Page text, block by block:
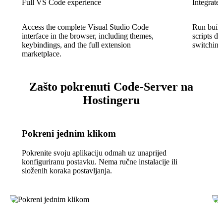
Full VS Code experience
Access the complete Visual Studio Code
interface in the browser, including themes,
keybindings, and the full extension
marketplace.
Run
scripts
Zašto pokrenuti Code-Server na
Hostingeru
Pokreni jednim klikom
Pokrenite svoju aplikaciju odmah uz unaprijed
konfiguriranu postavku. Nema ručne instalacije ili
složenih koraka postavljanja.